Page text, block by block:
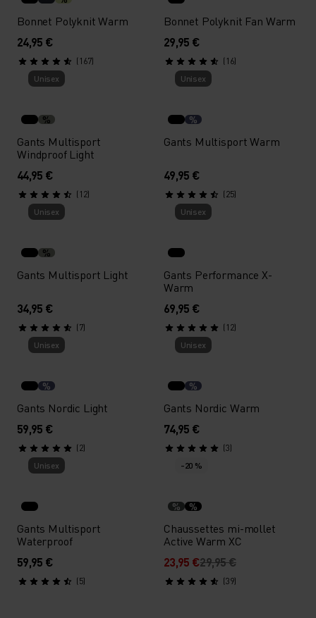
Bonnet Polyknit Warm
24,95 €
(167)
Bonnet Polyknit Fan Warm
29,95 €
(16)
Unisex
%
Gants Multisport
Windproof Light
44,95 €
(12)
Unisex
%
Gants Multisport Warm
49,95 €
(25)
Unisex
%
Gants Multisport Light
34,95 €
(7)
Unisex
Gants Performance X-
Warm
69,95 €
(12)
Unisex
%
Gants Nordic Light
59,95 €
(2)
Unisex
%
Gants Nordic Warm
74,95 €
(3)
Unisex
Gants Multisport
Waterproof
59,95 €
(5)
-20 %
% %
Chaussettes mi-mollet
Active Warm XC
23,95 €29,95 €
(39)